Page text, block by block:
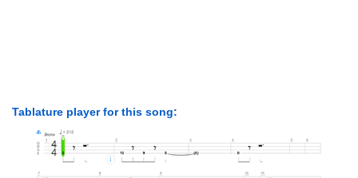
Tablature player for this song: